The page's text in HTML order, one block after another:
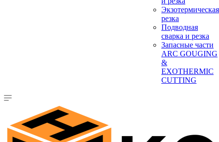
Экзотермическая
резка
Подводная
сварка и резка
Запасные части
ARC GOUGING
&
EXOTHERMIC
CUTTING